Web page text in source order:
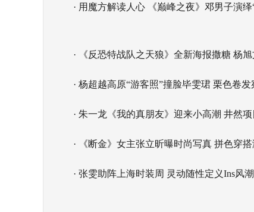
· 用魔方解读人心 《巅峰之夜》邓男子演
· 《反恐特战队之天狼》全新海报撒糖 杨
· 杨超越高原“游客照”撞脸毕雯珺 栗色卷
· 朱一龙《我的真朋友》迎来小高潮 井然
· 《断金》女主张立昕曝时尚写真 拼色穿
· 张雯助阵上海时装周 灵动随性定义Ins风潮